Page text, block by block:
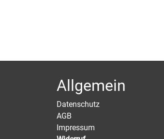
Allgemein
Datenschutz
AGB
Impressum